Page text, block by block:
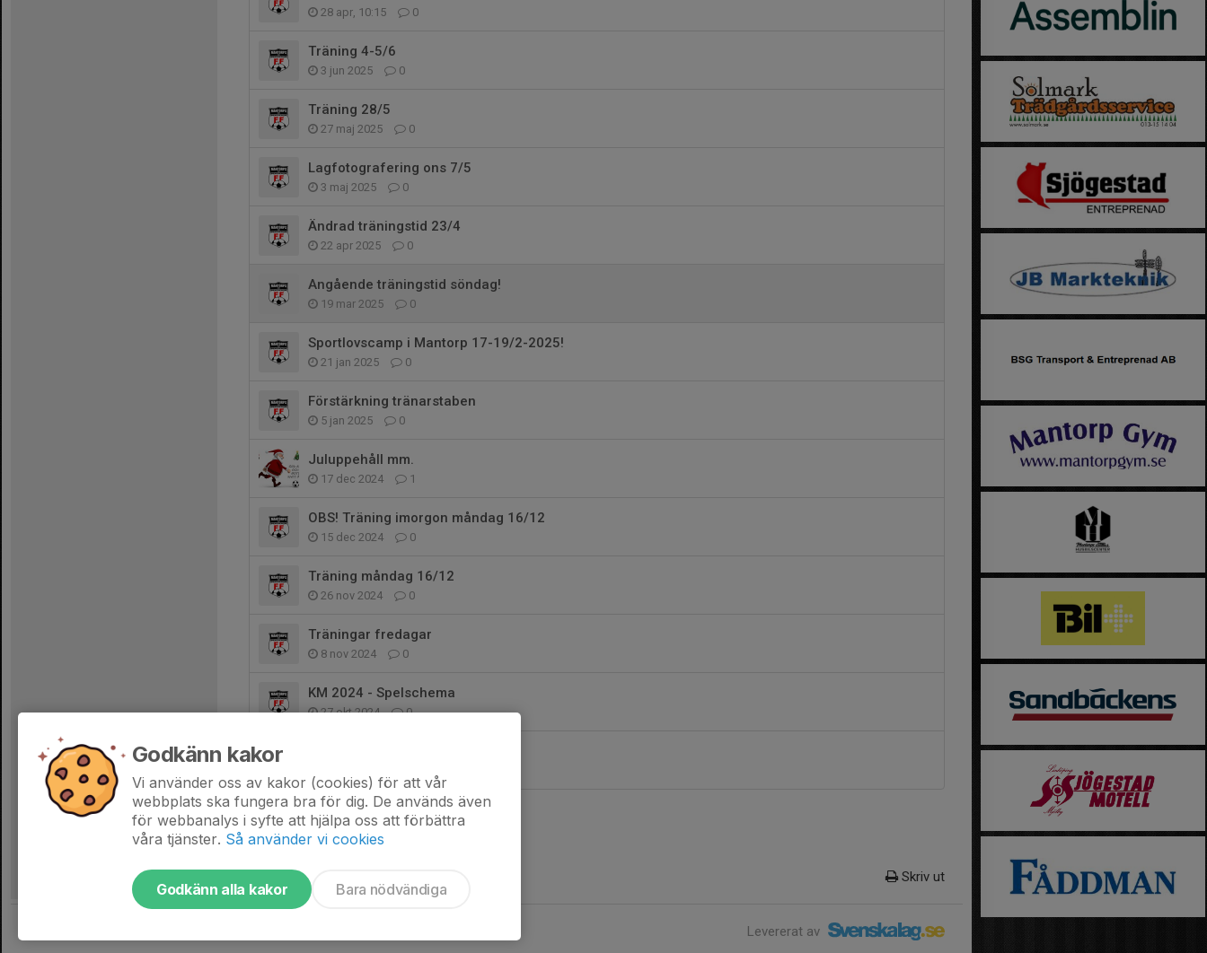
28 apr, 10:15 0
Träning 4-5/6
3 jun 2025 0
Träning 28/5
27 maj 2025 0
Lagfotografering ons 7/5
3 maj 2025 0
Ändrad träningstid 23/4
22 apr 2025 0
Angående träningstid söndag!
19 mar 2025 0
Sportlovscamp i Mantorp 17-19/2-2025!
21 jan 2025 0
Förstärkning tränarstaben
5 jan 2025 0
Juluppehåll mm.
17 dec 2024 1
OBS! Träning imorgon måndag 16/12
15 dec 2024 0
Träning måndag 16/12
26 nov 2024 0
Träningar fredagar
8 nov 2024 0
KM 2024 - Spelschema
27 okt 2024 0
Skriv ut
Levererat av
Godkänn kakor
Vi använder oss av kakor (cookies) för att vår
webbplats ska fungera bra för dig. De används även
för webbanalys i syfte att hjälpa oss att förbättra
våra tjänster. Så använder vi cookies
Godkänn alla kakor Bara nödvändiga